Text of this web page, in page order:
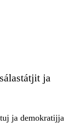
ja
ja demokratijja